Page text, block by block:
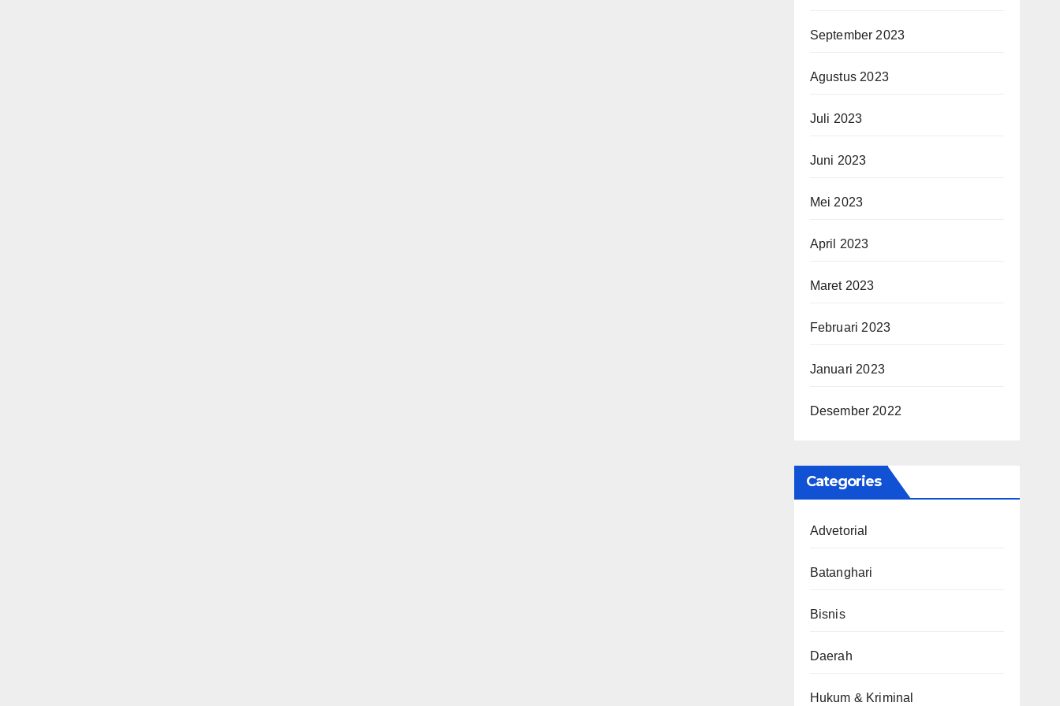
September 2023
Agustus 2023
Juli 2023
Juni 2023
Mei 2023
April 2023
Maret 2023
Februari 2023
Januari 2023
Desember 2022
Categories
Advetorial
Batanghari
Bisnis
Daerah
Hukum & Kriminal